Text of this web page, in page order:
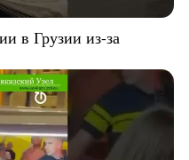
в Грузии из-за